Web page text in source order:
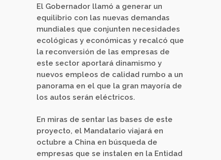
El Gobernador llamó a generar un
equilibrio con las nuevas demandas
mundiales que conjunten necesidades
ecológicas y económicas y recalcó que
la reconversión de las empresas de
este sector aportará dinamismo y
nuevos empleos de calidad rumbo a un
panorama en el que la gran mayoría de
los autos serán eléctricos.
En miras de sentar las bases de este
proyecto, el Mandatario viajará en
octubre a China en búsqueda de
empresas que se instalen en la Entidad